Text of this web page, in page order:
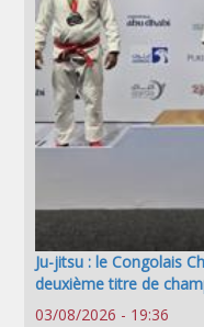
Ju-jitsu : le Congolais
deuxième titre de
03/08/2026 - 19:36